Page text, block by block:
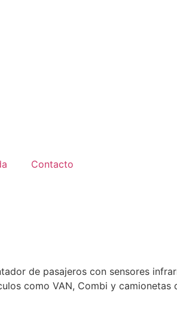
Contacto
de pasajeros con sensores
como VAN, Combi y camionetas